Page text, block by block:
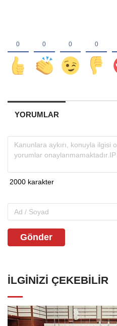
YORUMLAR
Gönder
İLGINIZI ÇEKEBILIR